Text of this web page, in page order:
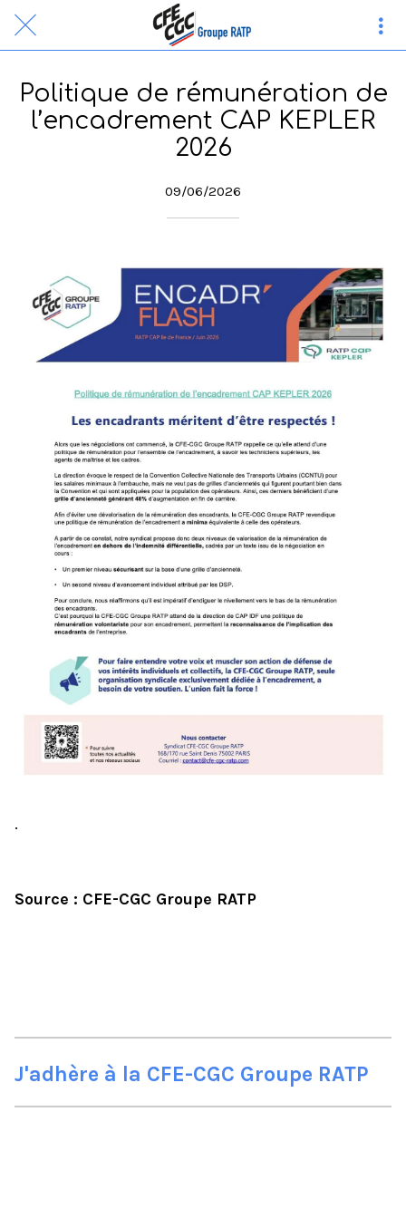
Politique de rémunération de
l’encadrement CAP KEPLER
2026
09/06/2026
.
Source : CFE-CGC Groupe RATP
J'adhère à la CFE-CGC Groupe RATP